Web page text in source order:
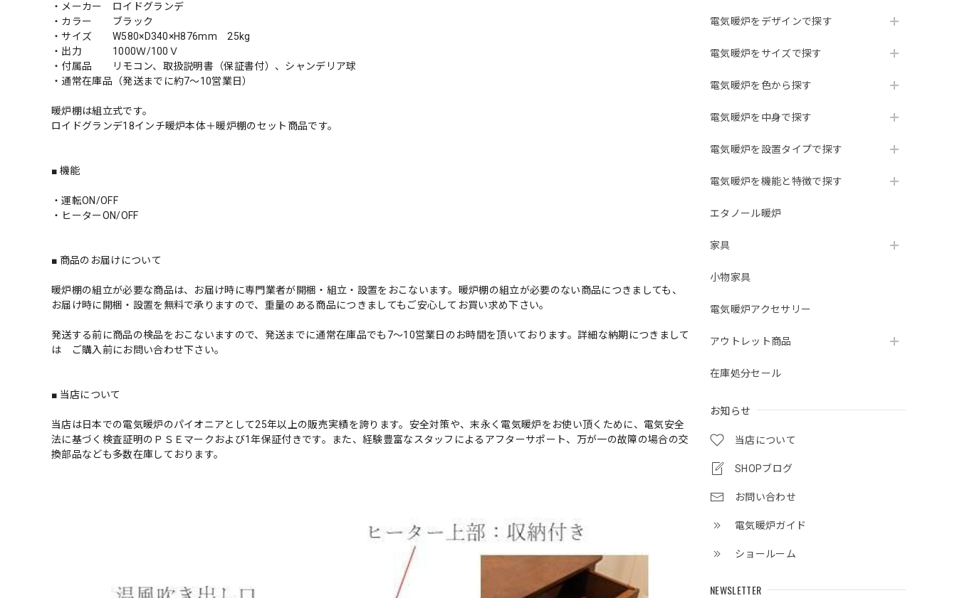
電気暖炉をデザインで探す
電気暖炉をサイズで探す
電気暖炉を色から探す
電気暖炉を中身で探す
電気暖炉を設置タイプで探す
電気暖炉を機能と特徴で探す
エタノール暖炉
家具
小物家具
電気暖炉アクセサリー
アウトレット商品
在庫処分セール
お知らせ
当店について
SHOPブログ
お問い合わせ
電気暖炉ガイド
ショールーム
NEWSLETTER
・メーカー ロイドグランデ
・カラー ブラック
・サイズ W580×D340×H876mm 25kg
・出力 1000Ｗ/100Ｖ
・付属品 リモコン、取扱説明書（保証書付）、シャンデリア球
・通常在庫品（発送までに約7～10営業日）
暖炉棚は組立式です。
ロイドグランデ18インチ暖炉本体＋暖炉棚のセット商品です。
■ 機能
・運転ON/OFF
・ヒーターON/OFF
■ 商品のお届けについて
暖炉棚の組立が必要な商品は、お届け時に専門業者が開梱・組立・設置をおこないます。暖炉棚の組立が必要のない商品につきましても、
お届け時に開梱・設置を無料で承りますので、重量のある商品につきましてもご安心してお買い求め下さい。
発送する前に商品の検品をおこないますので、発送までに通常在庫品でも7～10営業日のお時間を頂いております。詳細な納期につきまして
は ご購入前にお問い合わせ下さい。
■ 当店について
当店は日本での電気暖炉のパイオニアとして25年以上の販売実績を誇ります。安全対策や、末永く電気暖炉をお使い頂くために、電気安全
法に基づく検査証明のＰＳＥマークおよび1年保証付きです。また、経験豊富なスタッフによるアフターサポート、万が一の故障の場合の交
換部品なども多数在庫しております。